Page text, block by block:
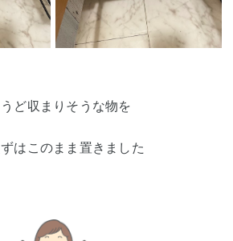
ど収まりそうな物を
はこのまま置きました